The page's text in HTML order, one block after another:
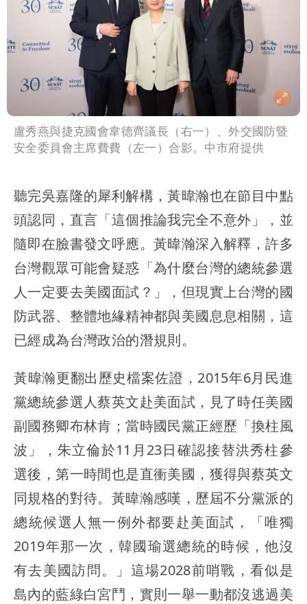
盧秀燕與捷克國會韋德齊議長（右一）、外交國防暨
安全委員會主席費費（左一）合影。中市府提供
聽完吳嘉隆的犀利解構，黃暐瀚也在節目中點
頭認同，直言「這個推論我完全不意外」，並
隨即在臉書發文呼應。黃暐瀚深入解釋，許多
台灣觀眾可能會疑惑「為什麼台灣的總統參選
人一定要去美國面試？」，但現實上台灣的國
防武器、整體地緣精神都與美國息息相關，這
已經成為台灣政治的潛規則。
黃暐瀚更翻出歷史檔案佐證，2015年6月民進
黨總統參選人蔡英文赴美面試，見了時任美國
副國務卿布林肯；當時國民黨正經歷「換柱風
波」，朱立倫於11月23日確認接替洪秀柱參
選後，第一時間也是直衝美國，獲得與蔡英文
同規格的對待。黃暐瀚感嘆，歷屆不分黨派的
總統候選人無一例外都要赴美面試，「唯獨
2019年那一次，韓國瑜選總統的時候，他沒
有去美國訪問。」這場2028前哨戰，看似是
島內的藍綠白宮鬥，實則一舉一動都沒逃過美